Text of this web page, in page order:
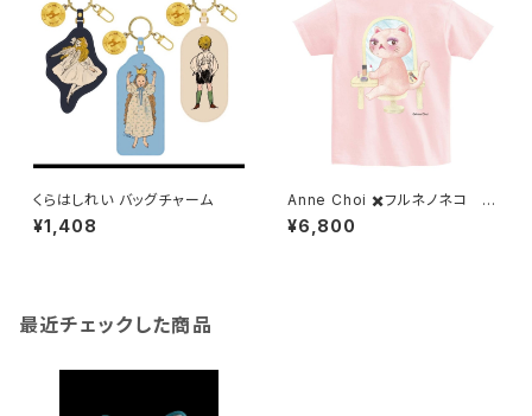
くらはしれい バッグチャーム
¥1,408
Anne Choi ✖️フルネノネコ 限
定Tシャツ②
¥6,800
最近チェックした商品